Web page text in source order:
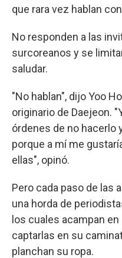
que rara vez hablan
No responden a las
surcoreanos y se
saludar.
"No hablan", dijo Yoo
originario de Daejeon.
órdenes de no hacerlo
porque a mí me
ellas", opinó.
Pero cada paso de las
una horda de
los cuales acampan
captarlas en su
planchan su ropa.